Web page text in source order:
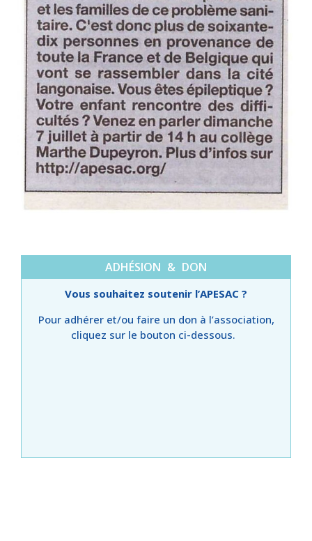
ADHÉSION & DON
Vous souhaitez soutenir l’APESAC ?
Pour adhérer et/ou faire un don à l’association,
cliquez sur le bouton ci-dessous.